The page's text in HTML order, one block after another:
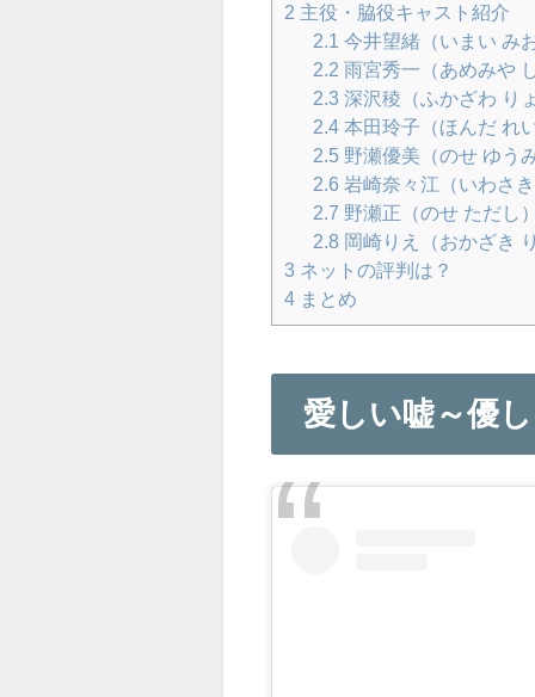
2 主役・脇役キャスト紹介
2.1 今井望緒（いまい み
2.2 雨宮秀一（あめみや
2.3 深沢稜（ふかざわ り
2.4 本田玲子（ほんだ れ
2.5 野瀬優美（のせ ゆう
2.6 岩崎奈々江（いわさ
2.7 野瀬正（のせ ただし
2.8 岡崎りえ（おかざき
3 ネットの評判は？
4 まとめ
愛しい嘘～優